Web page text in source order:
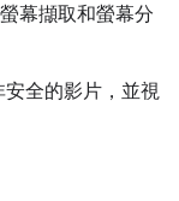
幕擷取和螢幕分
全的影片，並視